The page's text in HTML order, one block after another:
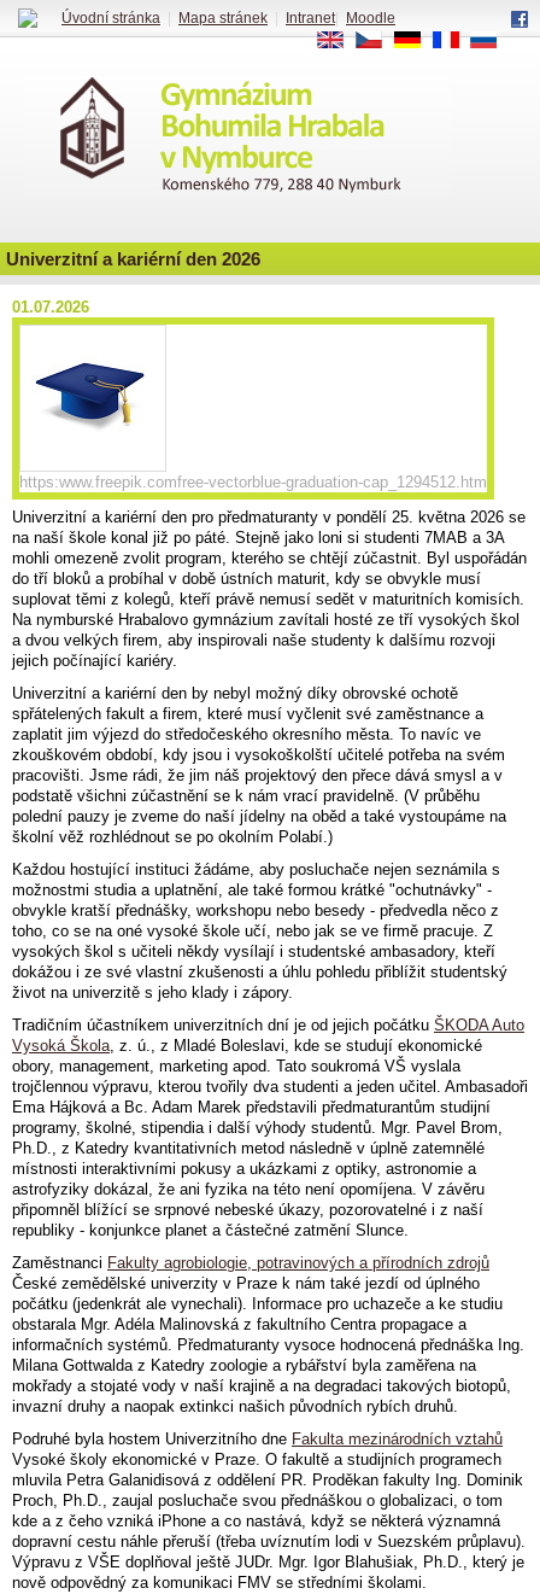
Univerzitní a kariérní den 2026
01.07.2026
https:www.freepik.comfree-vectorblue-graduation-cap_1294512.htm
Univerzitní a kariérní den pro předmaturanty v pondělí 25. května 2026 se
na naší škole konal již po páté. Stejně jako loni si studenti 7MAB a 3A
mohli omezeně zvolit program, kterého se chtějí zúčastnit. Byl uspořádán
do tří bloků a probíhal v době ústních maturit, kdy se obvykle musí
suplovat těmi z kolegů, kteří právě nemusí sedět v maturitních komisích.
Na nymburské Hrabalovo gymnázium zavítali hosté ze tří vysokých škol
a dvou velkých firem, aby inspirovali naše studenty k dalšímu rozvoji
jejich počínající kariéry.
Univerzitní a kariérní den by nebyl možný díky obrovské ochotě
spřátelených fakult a firem, které musí vyčlenit své zaměstnance a
zaplatit jim výjezd do středočeského okresního města. To navíc ve
zkouškovém období, kdy jsou i vysokoškolští učitelé potřeba na svém
pracovišti. Jsme rádi, že jim náš projektový den přece dává smysl a v
podstatě všichni zúčastnění se k nám vrací pravidelně. (V průběhu
polední pauzy je zveme do naší jídelny na oběd a také vystoupáme na
školní věž rozhlédnout se po okolním Polabí.)
Každou hostující instituci žádáme, aby posluchače nejen seznámila s
možnostmi studia a uplatnění, ale také formou krátké "ochutnávky" -
obvykle kratší přednášky, workshopu nebo besedy - předvedla něco z
toho, co se na oné vysoké škole učí, nebo jak se ve firmě pracuje. Z
vysokých škol s učiteli někdy vysílají i studentské ambasadory, kteří
dokážou i ze své vlastní zkušenosti a úhlu pohledu přiblížit studentský
život na univerzitě s jeho klady i zápory.
Tradičním účastníkem univerzitních dní je od jejich počátku ŠKODA Auto
Vysoká Škola, z. ú., z Mladé Boleslavi, kde se studují ekonomické
obory, management, marketing apod. Tato soukromá VŠ vyslala
trojčlennou výpravu, kterou tvořily dva studenti a jeden učitel. Ambasadoři
Ema Hájková a Bc. Adam Marek představili předmaturantům studijní
programy, školné, stipendia i další výhody studentů. Mgr. Pavel Brom,
Ph.D., z Katedry kvantitativních metod následně v úplně zatemnělé
místnosti interaktivními pokusy a ukázkami z optiky, astronomie a
astrofyziky dokázal, že ani fyzika na této není opomíjena. V závěru
připomněl blížící se srpnové nebeské úkazy, pozorovatelné i z naší
republiky - konjunkce planet a částečné zatmění Slunce.
Zaměstnanci Fakulty agrobiologie, potravinových a přírodních zdrojů
České zemědělské univerzity v Praze k nám také jezdí od úplného
počátku (jedenkrát ale vynechali). Informace pro uchazeče a ke studiu
obstarala Mgr. Adéla Malinovská z fakultního Centra propagace a
informačních systémů. Předmaturanty vysoce hodnocená přednáška Ing.
Milana Gottwalda z Katedry zoologie a rybářství byla zaměřena na
mokřady a stojaté vody v naší krajině a na degradaci takových biotopů,
invazní druhy a naopak extinkci našich původních rybích druhů.
Podruhé byla hostem Univerzitního dne Fakulta mezinárodních vztahů
Vysoké školy ekonomické v Praze. O fakultě a studijních programech
mluvila Petra Galanidisová z oddělení PR. Proděkan fakulty Ing. Dominik
Proch, Ph.D., zaujal posluchače svou přednáškou o globalizaci, o tom
kde a z čeho vzniká iPhone a co nastává, když se některá významná
dopravní cestu náhle přeruší (třeba uvíznutím lodi v Suezském průplavu).
Výpravu z VŠE doplňoval ještě JUDr. Mgr. Igor Blahušiak, Ph.D., který je
nově odpovědný za komunikaci FMV se středními školami.
Úvodní stránka Mapa stránek Intranet|
Moodle
EN
CS DE FR RU